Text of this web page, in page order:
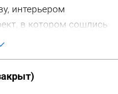
интерьером
в котором сошлись
души, как амплуа
друг друга, имея
ценности.